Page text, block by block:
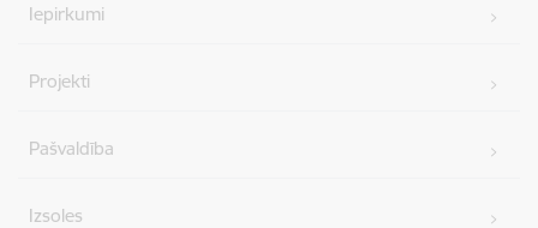
Iepirkumi
Projekti
Pašvaldība
Izsoles